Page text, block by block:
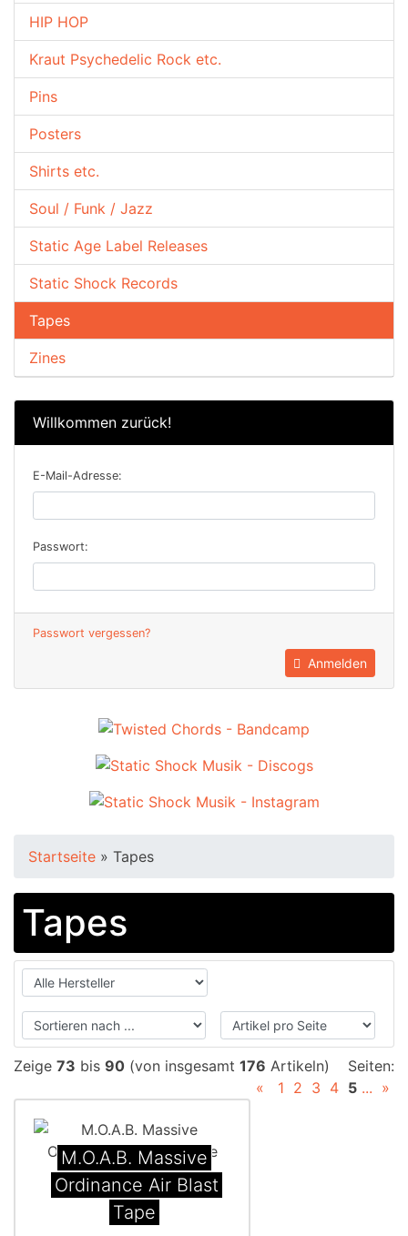
HIP HOP
Kraut Psychedelic Rock etc.
Pins
Posters
Shirts etc.
Soul / Funk / Jazz
Static Age Label Releases
Static Shock Records
Tapes
Zines
Willkommen zurück!
E-Mail-Adresse:
Passwort:
Passwort vergessen?
Anmelden
Startseite » Tapes
Tapes
Zeige 73 bis 90 (von insgesamt 176 Artikeln)
Seiten:
«
1 2 3 4 5 ... »
M.O.A.B. Massive
Ordinance Air Blast
Tape